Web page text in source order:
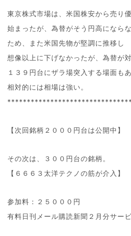
東京株式市場は、米国株安から売り
始まったが、為替がそう円高になら
ため、また米国先物が堅調に推移し
想像以上に下げなかったが、為替が
１３９円台にザラ場突入する場面もあ
相対的には相場は強い。
【次回銘柄２０００円台は公開中】
その次は、３００円台の銘柄。
【６６６３太洋テクノの筋が介入】
参加料：２５０００円
有料日刊メール購読新聞２月分サー